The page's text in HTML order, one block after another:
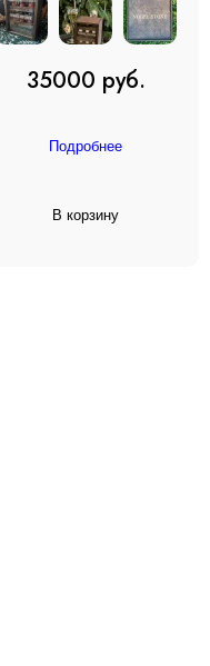
35000 руб.
Подробнее
В корзину